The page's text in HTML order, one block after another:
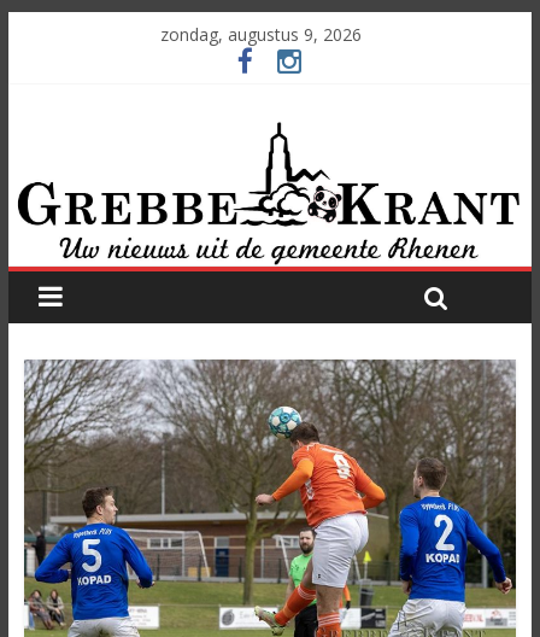
zondag, augustus 9, 2026